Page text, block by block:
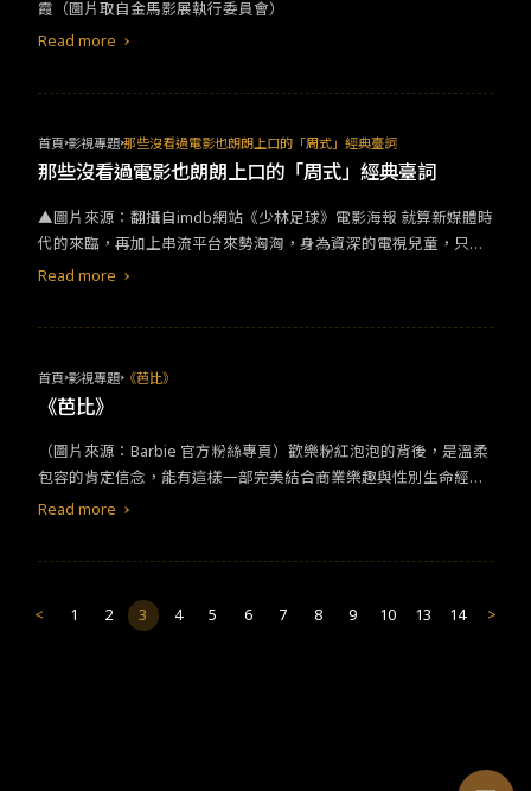
霞（​​圖片​​取自金馬影展執行委員會）​
Read more
首頁 影視專題 ​​​那些沒看過電影也朗朗上口的「周式」經典臺詞​
​​​那些沒看過電影也朗朗上口的「周式」經典臺詞​
▲圖片來源：翻攝自imdb網站《少林足球》電影海報 ​​就算新媒體時
代的來臨，再加上串流平台來勢洶洶，身為資深的電視兒童，只要
家中還有第四台的人，過年過節絕對少不了經典港片的陪伴！最廣
一字不漏唸完呢？​ ​​《少林足球》​
Read more
首頁 影視專題 《芭比》
《芭比》
（圖片來源：Barbie 官方粉絲專頁）歡樂粉紅泡泡的背後，是溫柔
包容的肯定信念，能有這樣一部完美結合商業樂趣與性別生命經驗
的電影，讓我既興奮又欣慰。 ­­­✦ 對經典玩具的真摯致敬 《芭比》精
中解脫，轉身又陷入另一種束縛裡，也就是芭比性感姣好到不切實
際的外貌。隨著美泰兒不斷多元化芭比的形象，我們現在有豐滿芭
Read more
< 1 2 3 4 5 6 7 8 9 10 13 14 >